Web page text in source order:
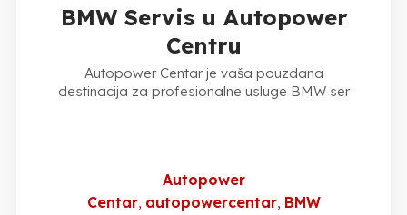
BMW Servis u Autopower
Centru
Autopower Centar je vaša pouzdana
destinacija za profesionalne usluge BMW ser
Autopower
Centar autopowercentar BMW